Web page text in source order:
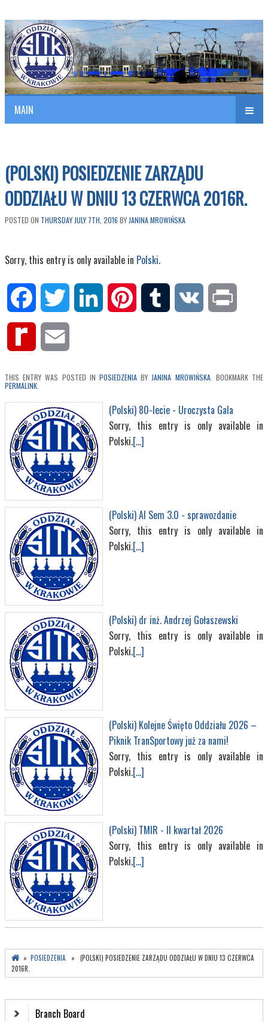
SITK RP Oddział w KRAKOWIE
Polish Association of Engineers & Technicians of Transportation
MAIN
(POLSKI) POSIEDZENIE ZARZĄDU
ODDZIAŁU W DNIU 13 CZERWCA 2016R.
POSTED ON THURSDAY JULY 7TH, 2016 BY JANINA MROWIŃSKA
Sorry, this entry is only available in Polski.
Facebook Twitter LinkedIn Pinterest Tumblr VK
Rediff
THIS ENTRY WAS POSTED IN POSIEDZENIA BY JANINA MROWIŃSKA. BOOKMARK THE
PERMALINK
(Polski) 80-lecie - Uroczysta Gala
Sorry, this entry is only available in
Polski.[...]
(Polski) AI Sem 3.0 - sprawozdanie
Sorry, this entry is only available in
Polski.[...]
(Polski) dr inż. Andrzej Gołaszewski
Sorry, this entry is only available in
Polski.[...]
(Polski) Kolejne Święto Oddziału 2026 –
Piknik TranSportowy już za nami!
Sorry, this entry is only available in
Polski.[...]
(Polski) TMIR - II kwartał 2026
Sorry, this entry is only available in
Polski.[...]
» POSIEDZENIA » (POLSKI) POSIEDZENIE ZARZĄDU ODDZIAŁU W DNIU 13 CZERWCA
2016R.
Branch Board